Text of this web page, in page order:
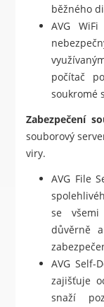
běžného
AVG
počítač
soukromé
Zabezpečení
souborový
viry.
AVG File
se všemi
důvěrně
AVG Self-
zajišťuje
snaží